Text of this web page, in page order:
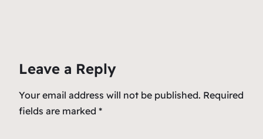
Leave a Reply
Your email address will not be published. Required
fields are marked *